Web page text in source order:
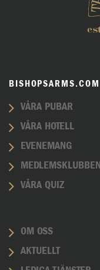
BISHOPSARMS.COM
VÅRA PUBAR
VÅRA HOTELL
EVENEMANG
MEDLEMSKLUBBEN
VÅRA QUIZ
OM OSS
AKTUELLT